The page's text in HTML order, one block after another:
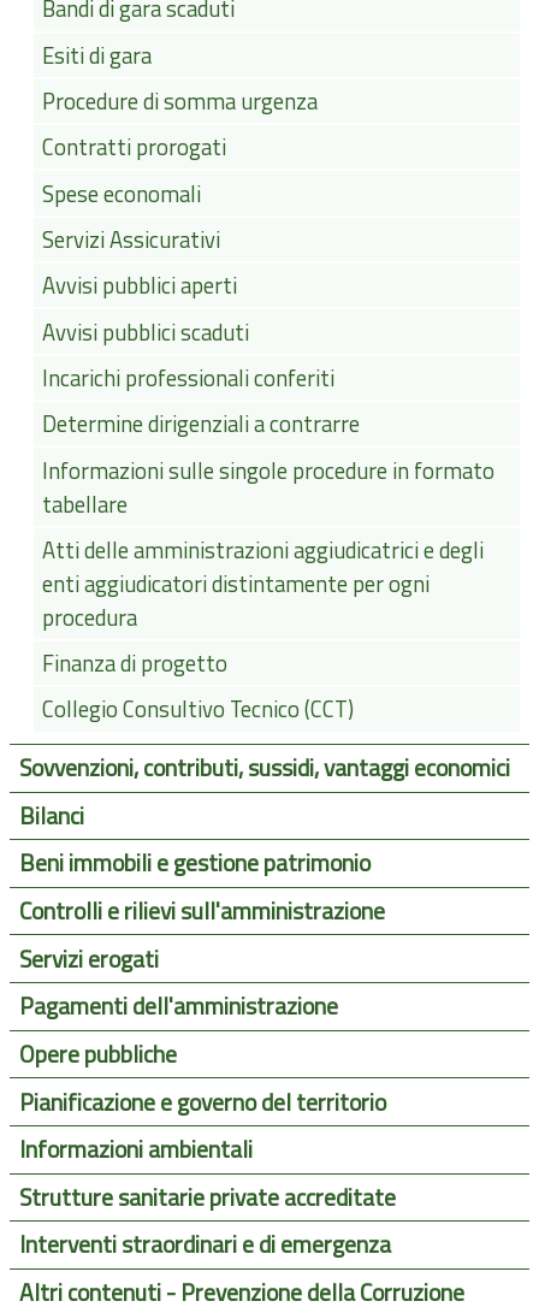
Bandi di gara scaduti
Esiti di gara
Procedure di somma urgenza
Contratti prorogati
Spese economali
Servizi Assicurativi
Avvisi pubblici aperti
Avvisi pubblici scaduti
Incarichi professionali conferiti
Determine dirigenziali a contrarre
Informazioni sulle singole procedure in formato
tabellare
Atti delle amministrazioni aggiudicatrici e degli
enti aggiudicatori distintamente per ogni
procedura
Finanza di progetto
Collegio Consultivo Tecnico (CCT)
Sovvenzioni, contributi, sussidi, vantaggi economici
Bilanci
Beni immobili e gestione patrimonio
Controlli e rilievi sull'amministrazione
Servizi erogati
Pagamenti dell'amministrazione
Opere pubbliche
Pianificazione e governo del territorio
Informazioni ambientali
Strutture sanitarie private accreditate
Interventi straordinari e di emergenza
Altri contenuti - Prevenzione della Corruzione